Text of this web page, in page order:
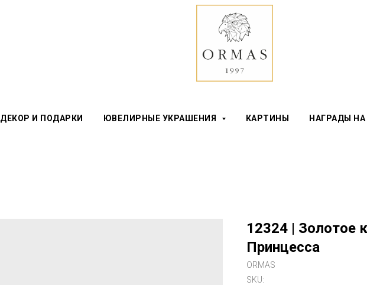
ДЕКОР И ПОДАРКИ ЮВЕЛИРНЫЕ УКРАШЕНИЯ КАРТИНЫ НАГРАДЫ НА
12324 | Золотое
Принцесса
ORMAS
SKU: